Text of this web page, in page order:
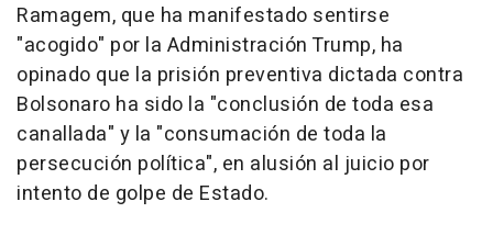
Ramagem, que ha manifestado sentirse
"acogido" por la Administración Trump, ha
opinado que la prisión preventiva dictada contra
Bolsonaro ha sido la "conclusión de toda esa
canallada" y la "consumación de toda la
persecución política", en alusión al juicio por
intento de golpe de Estado.